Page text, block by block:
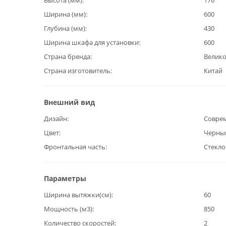
Ширина (мм)
600
Глубина (мм)
430
Ширина шкафа для установки
600
Страна бренда
Страна изготовитель
Китай
Внешний вид
Дизайн
Цвет
Фронтальная часть
Стекло
Параметры
Ширина вытяжки(см)
60
Мощность (м3)
850
Количество скоростей
2